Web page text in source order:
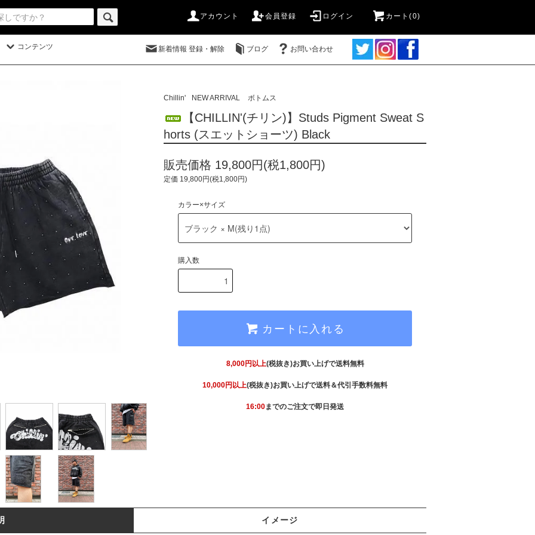
アカウント 会員登録 ログイン カート(0)
コンテンツ 新着情報 登録・解除 ブログ お問い合わせ
Chillin' NEW ARRIVAL ボトムス
【CHILLIN'(チリン)】Studs Pigment Sweat S
horts (スエットショーツ) Black
販売価格 19,800円(税1,800円)
定価 19,800円(税1,800円)
カラー×サイズ
購入数
カートに入れる
8,000円以上(税抜き)お買い上げで送料無料
10,000円以上(税抜き)お買い上げで送料＆代引手数料無料
16:00までのご注文で即日発送
イメージ